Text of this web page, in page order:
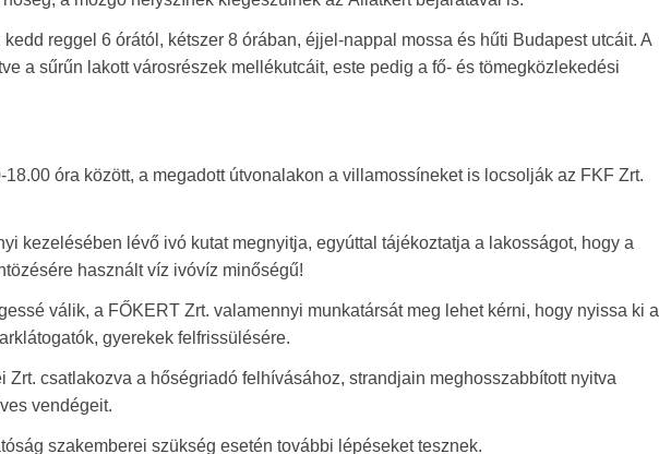
reggel 6 órától, kétszer 8 órában, éjjel-nappal mossa és hűti Budapest utcáit. A
a sűrűn lakott városrészek mellékutcáit, este pedig a fő- és tömegközlekedési
óra között, a megadott útvonalakon a villamossíneket is locsolják az FKF Zrt.
kezelésében lévő ivó kutat megnyitja, egyúttal tájékoztatja a lakosságot, hogy a
használt víz ivóvíz minőségű!
válik, a FŐKERT Zrt. valamennyi munkatársát meg lehet kérni, hogy nyissa ki a
gyerekek felfrissülésére.
Zrt. csatlakozva a hőségriadó felhívásához, strandjain meghosszabbított nyitva
vendégeit.
szakemberei szükség esetén további lépéseket tesznek.